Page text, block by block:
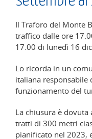
Il Traforo del Monte
traffico dalle ore
17.00 di lunedì 16
Lo ricorda in un
italiana responsabile
funzionamento del
La chiusura è
tratti di 300 metri
pianificato nel 2023,